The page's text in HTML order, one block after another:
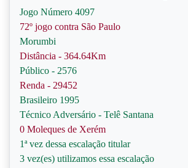
Jogo Número 4097
72º jogo contra São Paulo
Morumbi
Distância - 364.64Km
Público - 2576
Renda - 29452
Brasileiro 1995
Técnico Adversário - Telê Santana
0 Moleques de Xerém
1ª vez dessa escalação titular
3 vez(es) utilizamos essa escalação